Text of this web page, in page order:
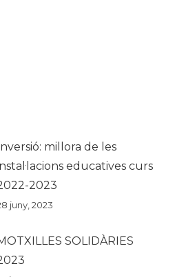
millora de les
educatives curs
2023
juny, 2023
SOLIDÀRIES